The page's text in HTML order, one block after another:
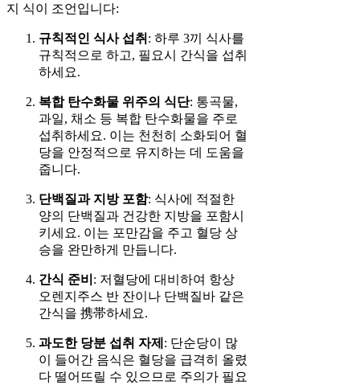
지 식이 조언입니다:
규칙적인 식사 섭취 : 하루 3끼 식사를
규칙적으로 하고, 필요시 간식을 섭취
하세요.
복합 탄수화물 위주의 식단: 통곡물,
과일, 채소 등 복합 탄수화물을 주로
섭취하세요. 이는 천천히 소화되어 혈
당을 안정적으로 유지하는 데 도움을
줍니다.
단백질과 지방 포함: 식사에 적절한
양의 단백질과 건강한 지방을 포함시
키세요. 이는 포만감을 주고 혈당 상
승을 완만하게 만듭니다.
간식 준비 : 저혈당에 대비하여 항상
오렌지주스 반 잔이나 단백질바 같은
간식을 携帯하세요.
과도한 당분 섭취 자제 : 단순당이 많
이 들어간 음식은 혈당을 급격히 올렸
다 떨어뜨릴 수 있으므로 주의가 필요